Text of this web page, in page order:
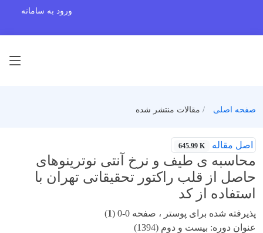
ورود به سامانه
صفحه اصلی مقالات منتشر شده
اصل مقاله 645.99 K
محاسبه ی طیف و نرخ آنتی نوترینوهای
حاصل از قلب راکتور تحقیقاتی تهران با
استفاده از کد
پذیرفته شده برای پوستر ، صفحه 0-0 ( 1
)
عنوان دوره: بیست و دوم (1394)